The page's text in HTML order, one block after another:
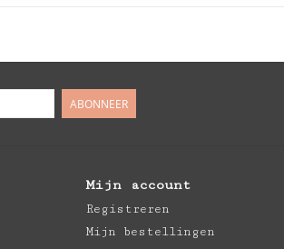
ABONNEER
Mijn account
Registreren
Mijn bestellingen